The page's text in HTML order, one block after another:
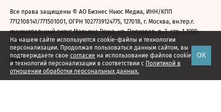
На нашем сайте используются cookie-файлы и технологии
персонализации. Продолжая пользоваться данным сайтом, вы
подтверждаете свое согласие на использование файлов cookie
и технологий персонализации в соответствии с Политикой в
отношении обработки персональных данных.
ОК
Все права защищены © АО Бизнес Ньюс Медиа, ИНН/КПП
7712108141/771501001, ОГРН 1027739124775, 127018, г. Москва, вн.тер.г.
муниципальный округ Марьина Роща, ул. Полковая, д. 3, стр. 1 1999—
2026